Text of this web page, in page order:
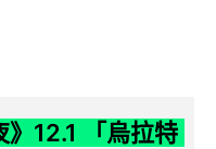
》12.1 「烏拉特